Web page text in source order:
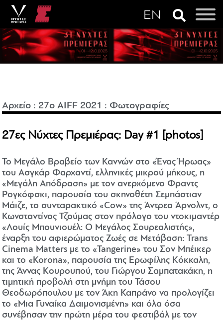
Αρχείο :27o AIFF 2021 : Φωτογραφίες
27ες Νύχτες Πρεμιέρας: Day #1 [photos]
Το Μεγάλο Βραβείο των Καννών στο «Ένας Ήρωας»
του Ασγκάρ Φαρχαντί, ελληνικές μικρού μήκους, η
«Μεγάλη Απόδραση» με τον ανερχόμενο Φραντς
Ρογκόφσκι, παρουσία του σκηνοθέτη Σεμπάστιαν
Μάιζε, το συνταρακτικό «Cow» της Άντρεα Άρνολντ, ο
Κωνσταντίνος Τζούμας στον πρόλογο του ντοκιμαντέρ
«Λουίς Μπουνιουέλ: Ο Μεγάλος Σουρεαλιστής»,
έναρξη του αφιερώματος Ζωές σε Μετάβαση: Trans
Cinema Matters με το «Tangerine» του Σον Μπέικερ
και το «Korona», παρουσία της Ερωφίλης Κόκκαλη,
της Άννας Κουρουπού, του Γιώργου Σαμπατακάκη, η
τιμητική προβολή στη μνήμη του Τάσου
Θεοδωρόπουλου με τον Άκη Καπράνο να προλογίζει
το «Μια Γυναίκα Δαιμονισμένη» και όλα όσα
συνέβησαν την πρώτη μέρα του φεστιβάλ με τον